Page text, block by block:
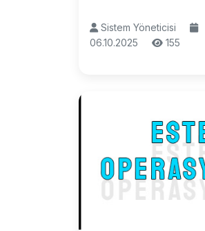
Sistem Yöneticisi
06.10.2025
155